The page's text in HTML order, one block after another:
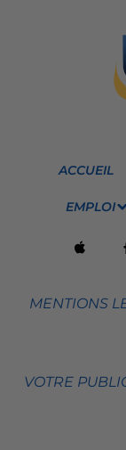
ACCUEIL
EMPLOI
MENTIONS
VOTRE